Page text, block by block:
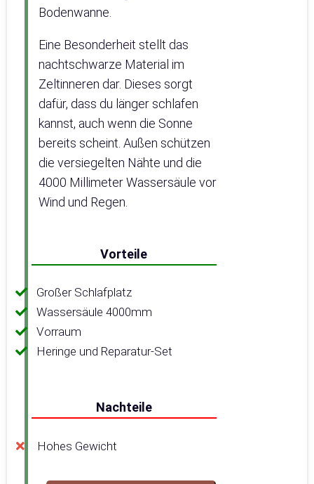
Bodenwanne.
Eine Besonderheit stellt das
nachtschwarze Material im
Zeltinneren dar. Dieses sorgt
dafür, dass du länger schlafen
kannst, auch wenn die Sonne
bereits scheint. Außen schützen
die versiegelten Nähte und die
4000 Millimeter Wassersäule vor
Wind und Regen.
Vorteile
Großer Schlafplatz
Wassersäule 4000mm
Vorraum
Heringe und Reparatur-Set
Nachteile
Hohes Gewicht